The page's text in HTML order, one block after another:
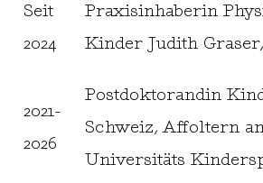
Seit
2024
Praxisinhaberin
Kinder Judith
2021-
2026
Postdoktorandin
Schweiz, Affoltern
Universitäts